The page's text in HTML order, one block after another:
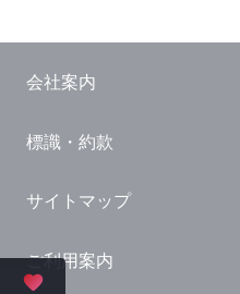
東京ドーム ホテル
横浜 ホテル
熱海 ホテル
京都 ホテル
国内観光ガイド
旅行・観光情報
会社案内
標識・約款
サイトマップ
ご利用案内